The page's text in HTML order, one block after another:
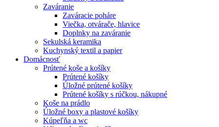
Zaváranie
Zaváracie poháre
Viečka, otvárače, hlavice
Doplnky na zaváranie
Sekulská keramika
Kuchynský textil a papier
Domácnosť
Prútené koše a košíky
Prútené košíky
Úložné prútené košíky
Prútené košíky s rúčkou, nákupné
Koše na prádlo
Úložné boxy a plastové košíky
Kúpeľňa a wc